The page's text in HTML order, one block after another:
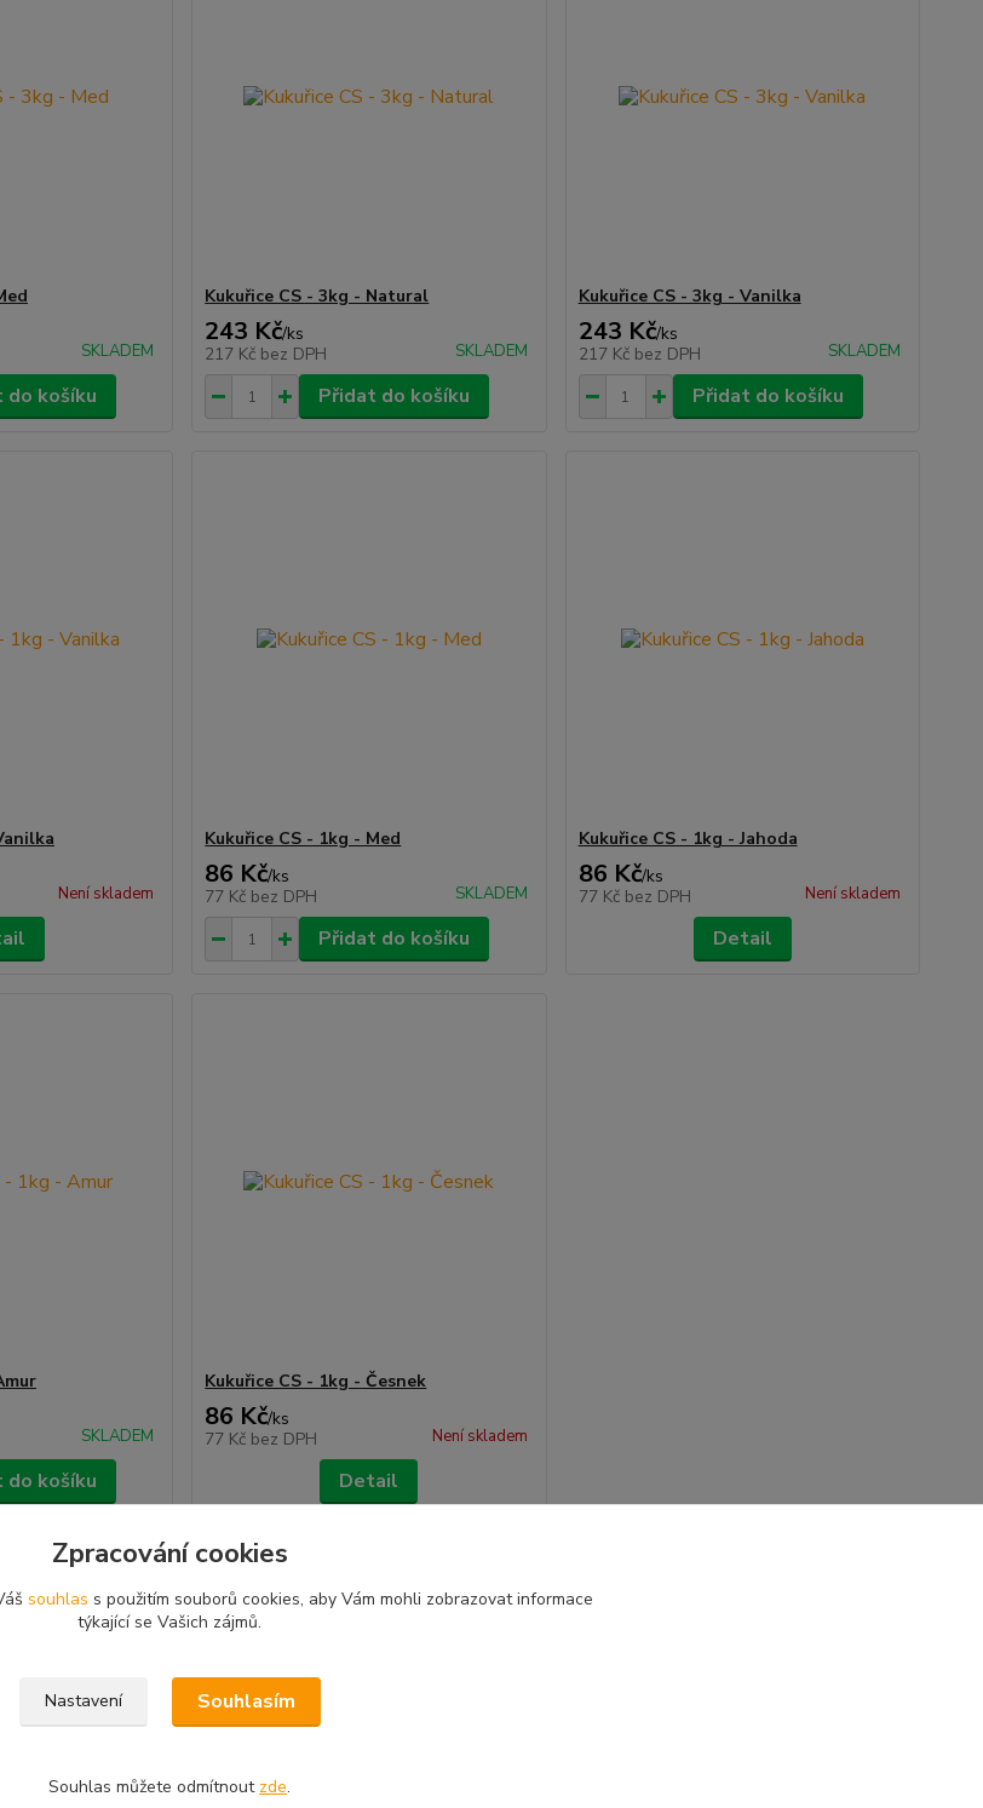
SKLADEM
do košíku
Kukuřice CS - 3kg - Natural
243 Kč/ks
217 Kč bez DPH SKLADEM
Přidat do košíku
Kukuřice CS - 3kg - Vanilka
243 Kč/ks
217 Kč bez DPH SKLADEM
Přidat do košíku
Není skladem
Kukuřice CS - 1kg - Med
86 Kč/ks
77 Kč bez DPH SKLADEM
Přidat do košíku
Kukuřice CS - 1kg - Jahoda
86 Kč/ks
77 Kč bez DPH Není skladem
Detail
SKLADEM
do košíku
Kukuřice CS - 1kg - Česnek
86 Kč/ks
77 Kč bez DPH Není skladem
Detail
Zpracování cookies
souhlas s použitím souborů cookies, aby Vám mohli zobrazovat informace
týkající se Vašich zájmů.
Nastavení Souhlasím
Souhlas můžete odmítnout zde.